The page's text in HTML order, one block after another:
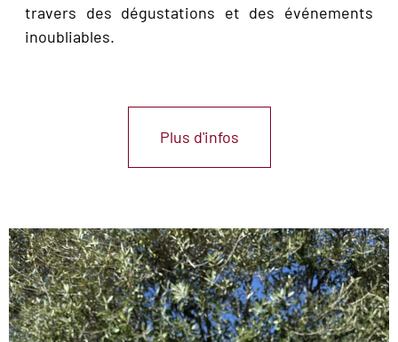
travers des dégustations et des événements
inoubliables.
Plus d'infos